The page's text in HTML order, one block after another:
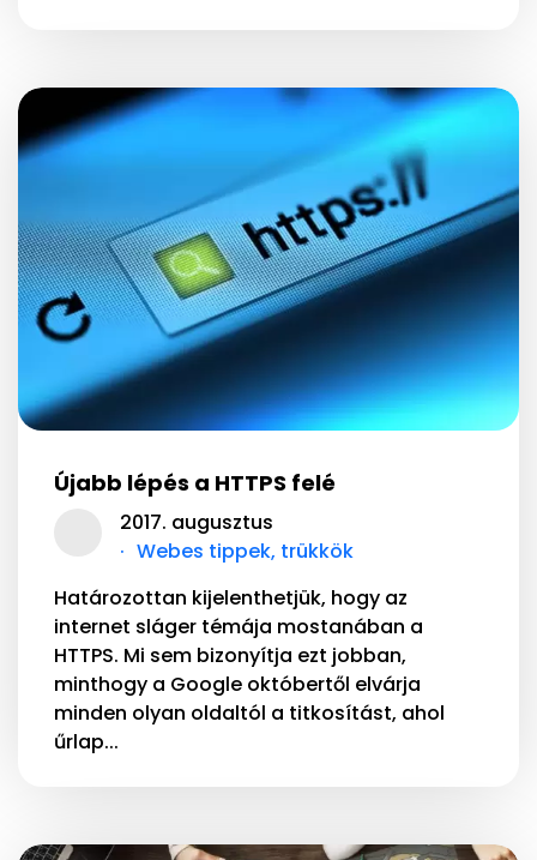
Újabb lépés a HTTPS felé
2017. augusztus
Webes tippek, trükkök
Határozottan kijelenthetjük, hogy az
internet sláger témája mostanában a
HTTPS. Mi sem bizonyítja ezt jobban,
minthogy a Google októbertől elvárja
minden olyan oldaltól a titkosítást, ahol
űrlap...